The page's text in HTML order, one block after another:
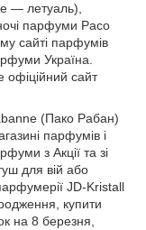
— летуаль),
парфуми Paco
сайті парфумів
Україна.
сайт
(Пако Рабан)
парфумів і
з Акції та зі
для вій або
JD-Kristall
купити
на 8 березня,